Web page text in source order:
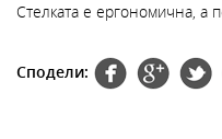
Стелката е ергономична, а
Сподели: